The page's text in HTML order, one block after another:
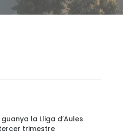
guanya la Lliga d’Aules
trimestre